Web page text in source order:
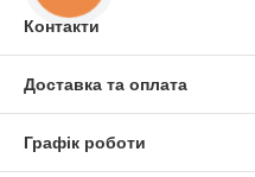
Контакти
Доставка та оплата
Графік роботи